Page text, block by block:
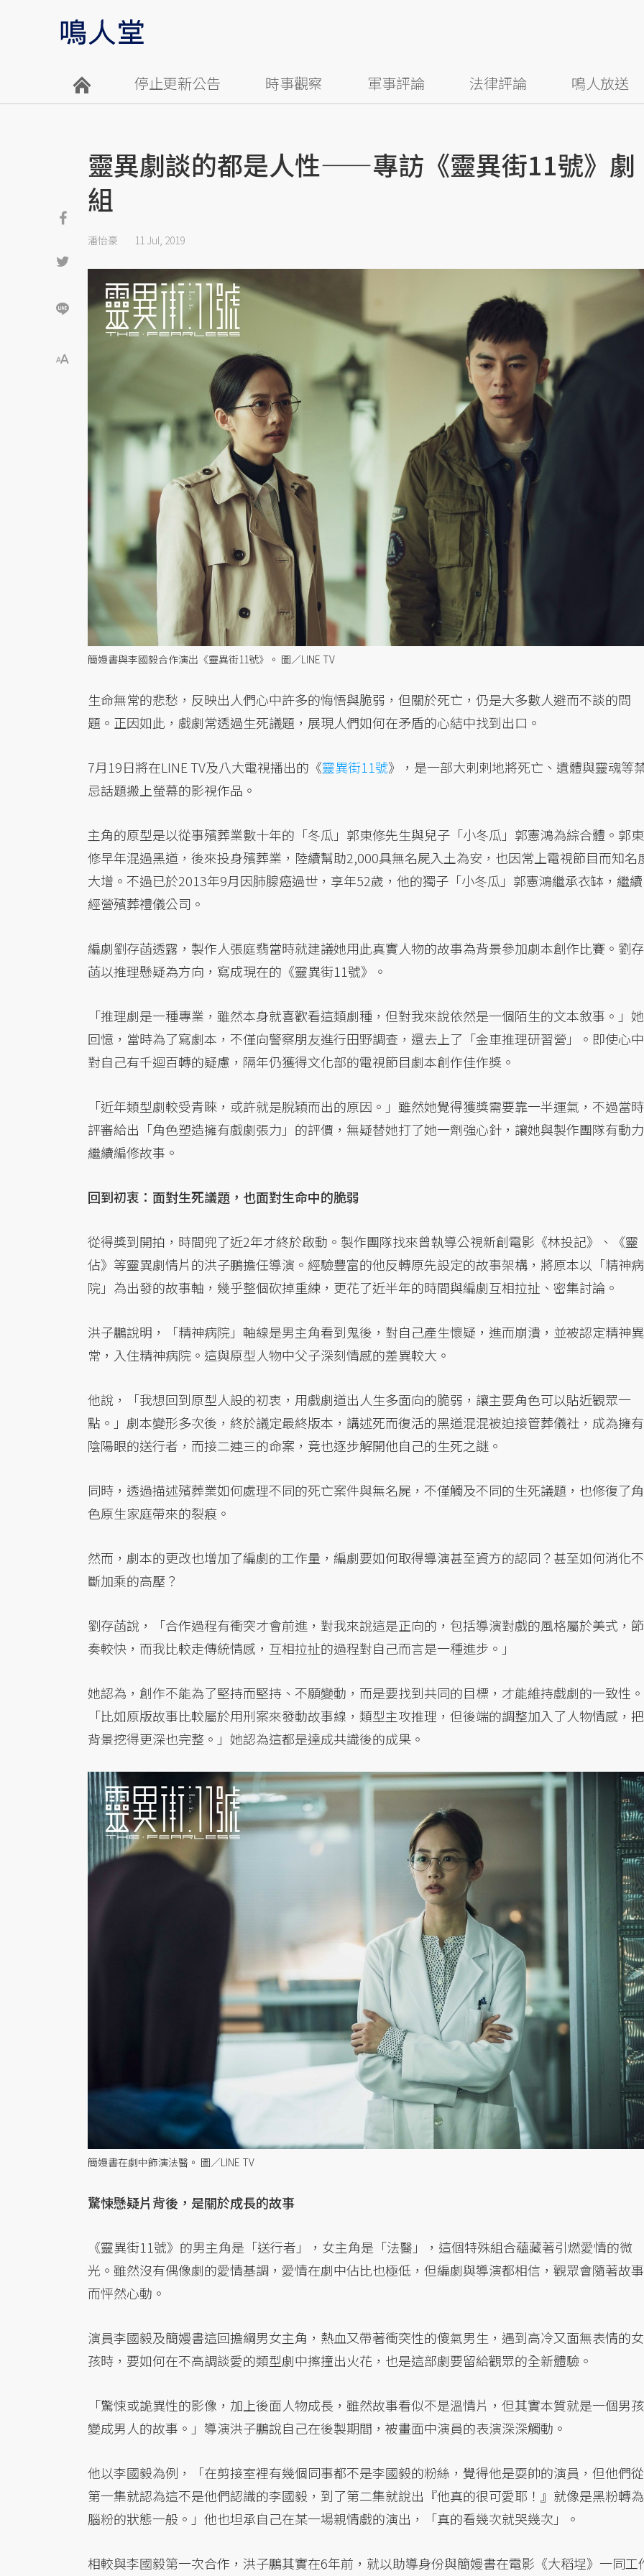
停止更新公告 時事觀察 軍事評論 法律評論 鳴人放送
靈異劇談的都是人性——專訪《靈異街11號》劇
組
潘怡豪 11 Jul, 2019
簡嫚書與李國毅合作演出《靈異街11號》。 圖／LINE TV
生命無常的悲愁，反映出人們心中許多的悔悟與脆弱，但關於死亡，仍是大多數人避而不談的問
題。正因如此，戲劇常透過生死議題，展現人們如何在矛盾的心結中找到出口。
7月19日將在LINE TV及八大電視播出的《靈異街11號》，是一部大剌剌地將死亡、遺體與靈魂等
忌話題搬上螢幕的影視作品。
主角的原型是以從事殯葬業數十年的「冬瓜」郭東修先生與兒子「小冬瓜」郭憲鴻為綜合體。郭東
修早年混過黑道，後來投身殯葬業，陸續幫助2,000具無名屍入土為安，也因常上電視節目而知名
大增。不過已於2013年9月因肺腺癌過世，享年52歲，他的獨子「小冬瓜」郭憲鴻繼承衣缽，繼續
經營殯葬禮儀公司。
編劇劉存菡透露，製作人張庭翡當時就建議她用此真實人物的故事為背景參加劇本創作比賽。劉存
菡以推理懸疑為方向，寫成現在的《靈異街11號》。
「推理劇是一種專業，雖然本身就喜歡看這類劇種，但對我來說依然是一個陌生的文本敘事。」她
回憶，當時為了寫劇本，不僅向警察朋友進行田野調查，還去上了「金車推理研習營」。即使心中
對自己有千迴百轉的疑慮，隔年仍獲得文化部的電視節目劇本創作佳作獎。
「近年類型劇較受青睞，或許就是脫穎而出的原因。」雖然她覺得獲獎需要靠一半運氣，不過當時
評審給出「角色塑造擁有戲劇張力」的評價，無疑替她打了她一劑強心針，讓她與製作團隊有動力
繼續編修故事。
回到初衷：面對生死議題，也面對生命中的脆弱
從得獎到開拍，時間兜了近2年才終於啟動。製作團隊找來曾執導公視新創電影《林投記》、《靈
佔》等靈異劇情片的洪子鵬擔任導演。經驗豐富的他反轉原先設定的故事架構，將原本以「精神病
院」為出發的故事軸，幾乎整個砍掉重練，更花了近半年的時間與編劇互相拉扯、密集討論。
洪子鵬說明，「精神病院」軸線是男主角看到鬼後，對自己產生懷疑，進而崩潰，並被認定精神異
常，入住精神病院。這與原型人物中父子深刻情感的差異較大。
他說，「我想回到原型人設的初衷，用戲劇道出人生多面向的脆弱，讓主要角色可以貼近觀眾一
點。」劇本變形多次後，終於議定最終版本，講述死而復活的黑道混混被迫接管葬儀社，成為擁有
陰陽眼的送行者，而接二連三的命案，竟也逐步解開他自己的生死之謎。
同時，透過描述殯葬業如何處理不同的死亡案件與無名屍，不僅觸及不同的生死議題，也修復了角
色原生家庭帶來的裂痕。
然而，劇本的更改也增加了編劇的工作量，編劇要如何取得導演甚至資方的認同？甚至如何消化不
斷加乘的高壓？
劉存菡說，「合作過程有衝突才會前進，對我來說這是正向的，包括導演對戲的風格屬於美式，節
奏較快，而我比較走傳統情感，互相拉扯的過程對自己而言是一種進步。」
她認為，創作不能為了堅持而堅持、不願變動，而是要找到共同的目標，才能維持戲劇的一致性。
「比如原版故事比較屬於用刑案來發動故事線，類型主攻推理，但後端的調整加入了人物情感，把
背景挖得更深也完整。」她認為這都是達成共識後的成果。
簡嫚書在劇中飾演法醫。 圖／LINE TV
驚悚懸疑片背後，是關於成長的故事
《靈異街11號》的男主角是「送行者」，女主角是「法醫」，這個特殊組合蘊藏著引燃愛情的微
光。雖然沒有偶像劇的愛情基調，愛情在劇中佔比也極低，但編劇與導演都相信，觀眾會隨著故事
而怦然心動。
演員李國毅及簡嫚書這回擔綱男女主角，熱血又帶著衝突性的傻氣男生，遇到高冷又面無表情的女
孩時，要如何在不高調談愛的類型劇中擦撞出火花，也是這部劇要留給觀眾的全新體驗。
「驚悚或詭異性的影像，加上後面人物成長，雖然故事看似不是溫情片，但其實本質就是一個男孩
變成男人的故事。」導演洪子鵬說自己在後製期間，被畫面中演員的表演深深觸動。
他以李國毅為例，「在剪接室裡有幾個同事都不是李國毅的粉絲，覺得他是耍帥的演員，但他們從
第一集就認為這不是他們認識的李國毅，到了第二集就說出『他真的很可愛耶！』就像是黑粉轉為
腦粉的狀態一般。」他也坦承自己在某一場親情戲的演出，「真的看幾次就哭幾次」。
相較與李國毅第一次合作，洪子鵬其實在6年前，就以助導身份與簡嫚書在電影《大稻埕》一同工